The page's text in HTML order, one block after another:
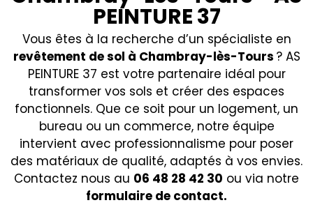
PEINTURE 37
Vous êtes à la recherche d’un spécialiste en
revêtement de sol à Chambray-lès-Tours ? AS
PEINTURE 37 est votre partenaire idéal pour
transformer vos sols et créer des espaces
fonctionnels. Que ce soit pour un logement, un
bureau ou un commerce, notre équipe
intervient avec professionnalisme pour poser
des matériaux de qualité, adaptés à vos envies.
Contactez nous au 06 48 28 42 30 ou via notre
formulaire de contact.